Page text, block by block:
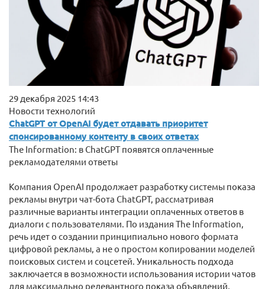
29 декабря 2025 14:43
Новости технологий
ChatGPT от OpenAI будет отдавать приоритет
спонсированному контенту в своих ответах
The Information: в ChatGPT появятся оплаченные
рекламодателями ответы
Компания OpenAI продолжает разработку системы показа
рекламы внутри чат-бота ChatGPT, рассматривая
различные варианты интеграции оплаченных ответов в
диалоги с пользователями. По издания The Information,
речь идет о создании принципиально нового формата
цифровой рекламы, а не о простом копировании моделей
поисковых систем и соцсетей. Уникальность подхода
заключается в возможности использования истории чатов
для максимально релевантного показа объявлений,